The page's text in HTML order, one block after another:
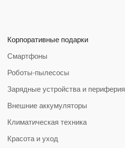
Корпоративные подарки
Смартфоны
Роботы-пылесосы
Зарядные устройства и периферия
Внешние аккумуляторы
Климатическая техника
Красота и уход